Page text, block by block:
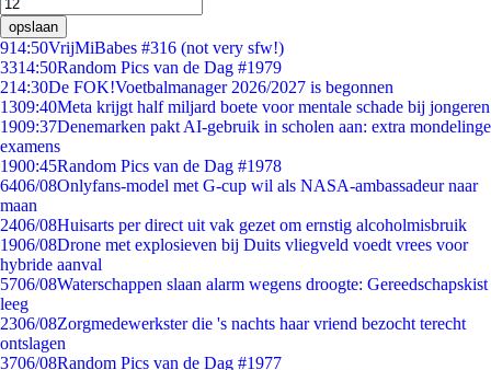
opslaan
914:50VrijMiBabes #316 (not very sfw!)
3314:50Random Pics van de Dag #1979
214:30De FOK!Voetbalmanager 2026/2027 is begonnen
1309:40Meta krijgt half miljard boete voor mentale schade bij jongeren
1909:37Denemarken pakt AI-gebruik in scholen aan: extra mondelinge
examens
1900:45Random Pics van de Dag #1978
6406/08Onlyfans-model met G-cup wil als NASA-ambassadeur naar
maan
2406/08Huisarts per direct uit vak gezet om ernstig alcoholmisbruik
1906/08Drone met explosieven bij Duits vliegveld voedt vrees voor
hybride aanval
5706/08Waterschappen slaan alarm wegens droogte: Gereedschapskist
leeg
2306/08Zorgmedewerkster die 's nachts haar vriend bezocht terecht
ontslagen
3706/08Random Pics van de Dag #1977